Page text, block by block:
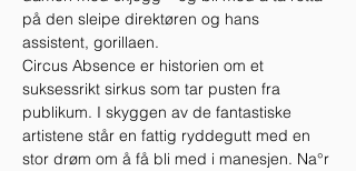
på den sleipe direktøren og hans
assistent, gorillaen.
Circus Absence er historien om et
suksessrikt sirkus som tar pusten fra
publikum. I skyggen av de fantastiske
artistene står en fattig ryddegutt med en
stor drøm om å få bli med i manesjen. Na°r